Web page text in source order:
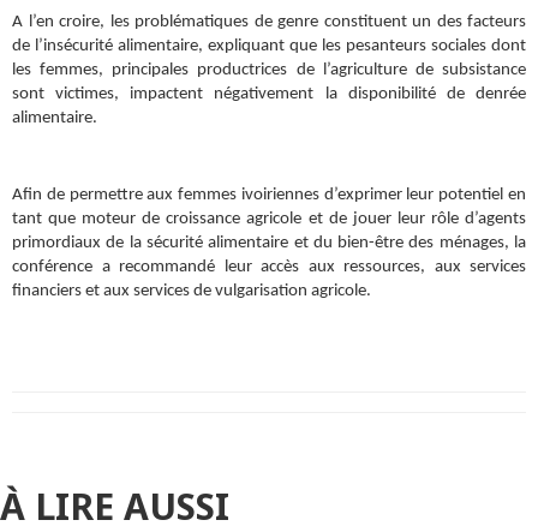
A l’en croire, les problématiques de genre constituent un des facteurs
de l’insécurité alimentaire, expliquant que les pesanteurs sociales dont
les femmes, principales productrices de l’agriculture de subsistance
sont victimes, impactent négativement la disponibilité de denrée
alimentaire.
Afin de permettre aux femmes ivoiriennes d’exprimer leur potentiel en
tant que moteur de croissance agricole et de jouer leur rôle d’agents
primordiaux de la sécurité alimentaire et du bien-être des ménages, la
conférence a recommandé leur accès aux ressources, aux services
financiers et aux services de vulgarisation agricole.
À LIRE AUSSI